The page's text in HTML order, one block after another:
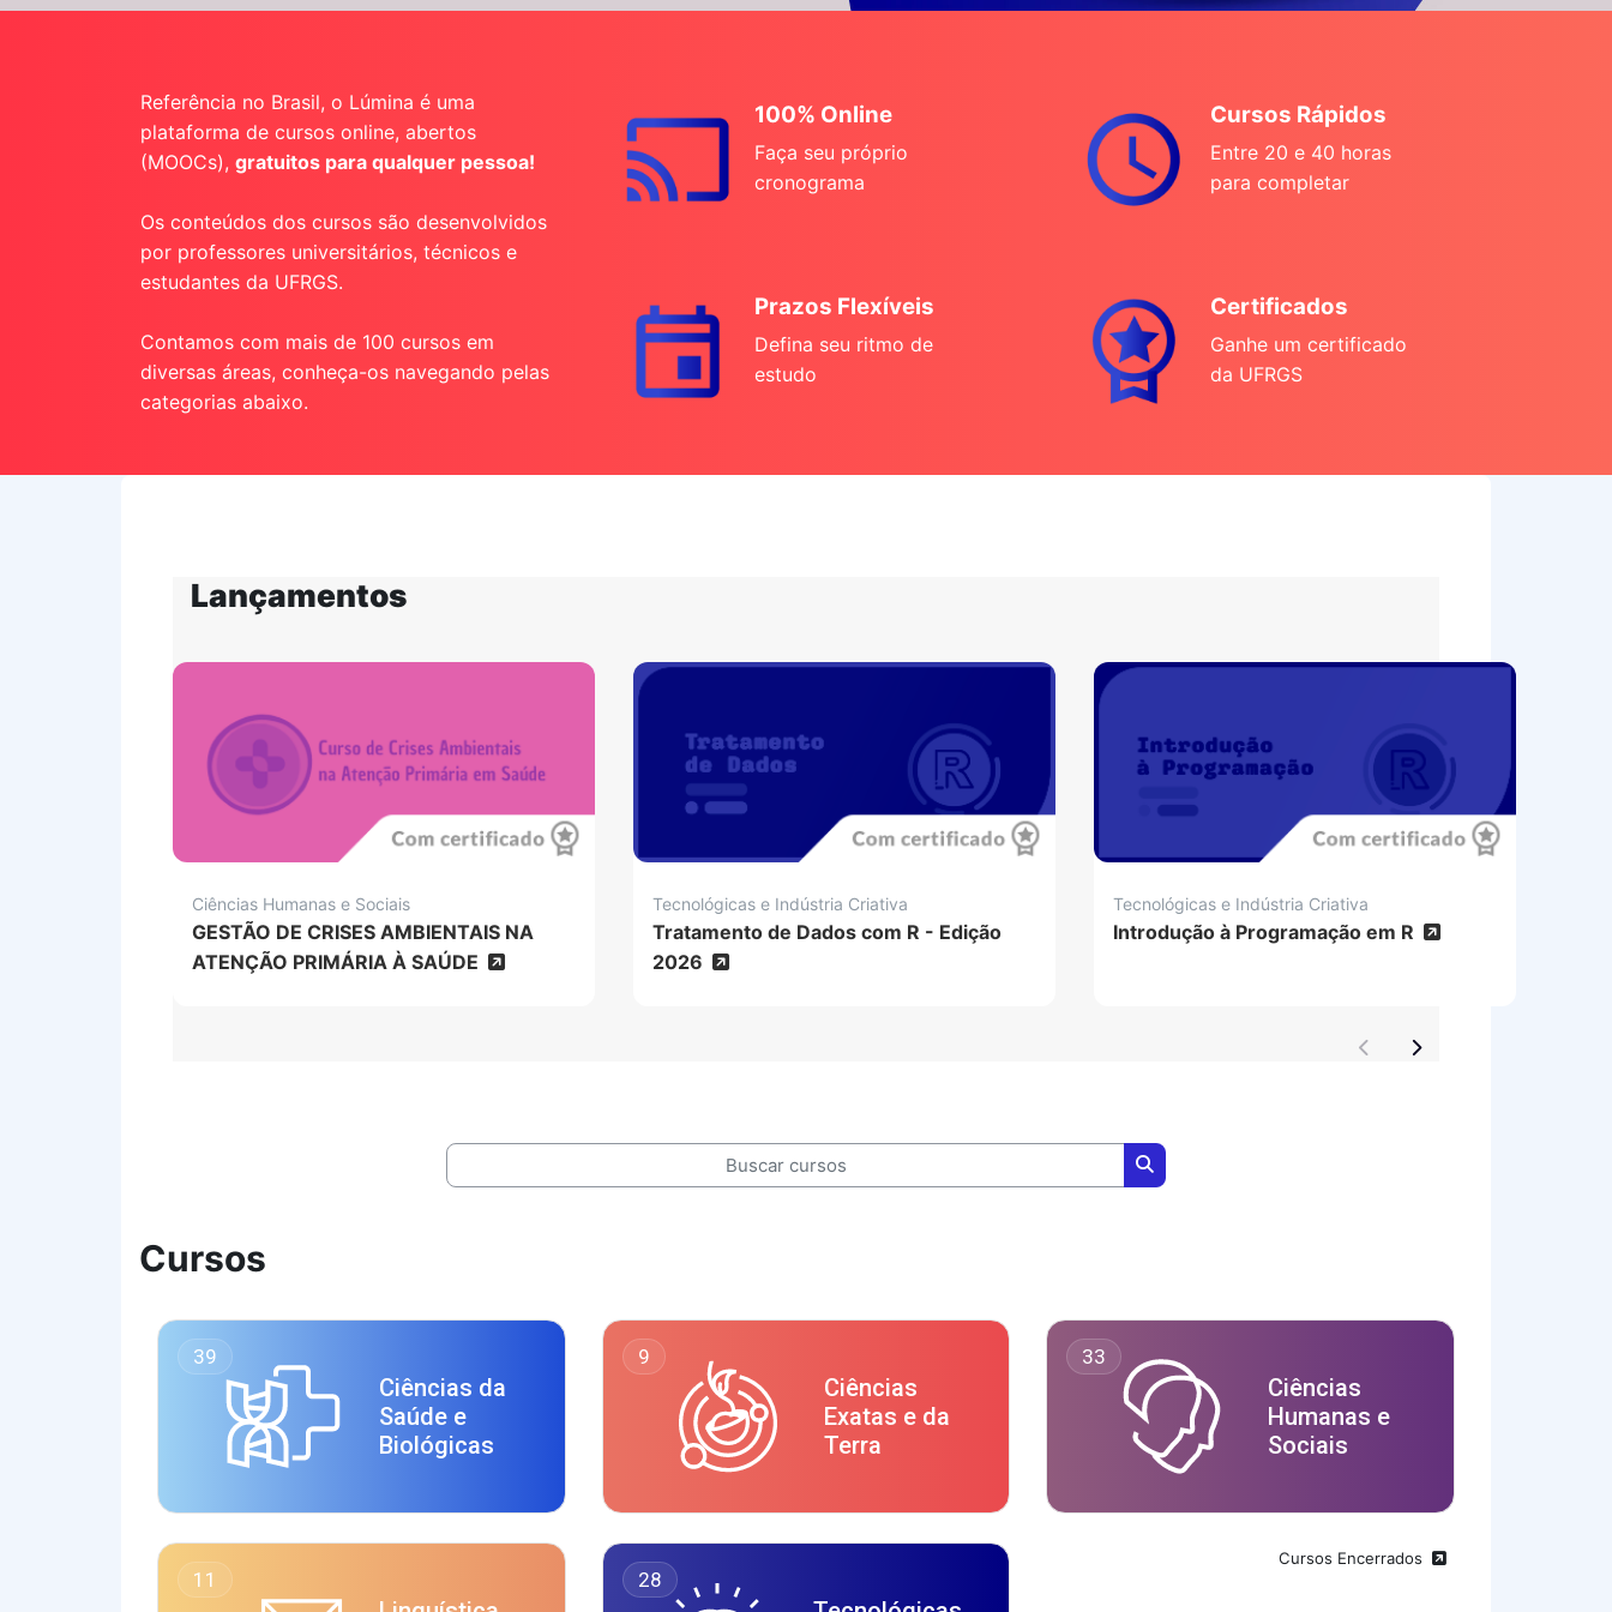
Referência no Brasil, o Lúmina é uma
plataforma de cursos online, abertos
(MOOCs), gratuitos para qualquer pessoa!
Os conteúdos dos cursos são desenvolvidos
por professores universitários, técnicos e
estudantes da UFRGS.
Contamos com mais de 100 cursos em
diversas áreas, conheça-os navegando pelas
categorias abaixo.
100% Online
Faça seu próprio
cronograma
Cursos Rápidos
Entre 20 e 40 horas
para completar
Prazos Flexíveis
Defina seu ritmo de
estudo
Certificados
Ganhe um certificado
da UFRGS
Lançamentos
Ciências Humanas e Sociais
GESTÃO DE CRISES AMBIENTAIS NA
ATENÇÃO PRIMÁRIA À SAÚDE
Tecnológicas e Indústria Criativa
Tratamento de Dados com R - Edição
2026
Tecnológicas e Indústria Criativa
Introdução à Programação em R
Buscar cursos
Buscar cursos
Cursos
Ciências da
Saúde e
Biológicas
39
Ciências
Exatas e da
Terra
9
Ciências
Humanas e
Sociais
33
11 28
Cursos Encerrados